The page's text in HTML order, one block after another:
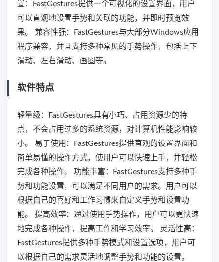
置：FastGestures提供一个可视化的设置界面，用户
可以直观地设置手势和关联的功能，并即时预览效
果。 兼容性强：FastGestures与大部分Windows应用
程序兼容，并且支持多种常见的手势操作，包括上下
滑动、左右滑动、画圈等。
软件特点
轻量级：FastGestures具有小巧、占用资源少的特
点，不会占用过多的系统资源，对计算机性能影响较
小。 易于使用：FastGestures提供直观的设置界面和
简单易懂的操作方式，使用户可以快速上手，并轻松
完成各种操作。 功能丰富：FastGestures支持多种手
势和功能设置，可以满足不同用户的需求。用户可以
根据自己的喜好和工作习惯来自定义手势和设置功
能。 提高效率：通过使用手势操作，用户可以更快速
地完成各种操作，提高工作和学习效率。 灵活性高：
FastGestures提供多种手势模式和设置选项，用户可
以根据自己的需求灵活地调整手势和功能的设置。